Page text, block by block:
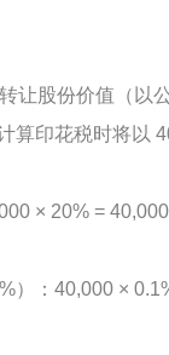
让股份价值（以
印花税时将以
× 20% =
）：40,000 ×